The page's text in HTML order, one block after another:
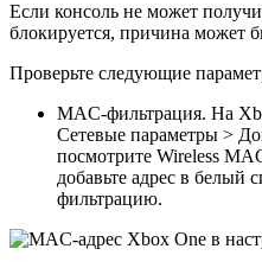
Если консоль не может
блокируется, причина может
Проверьте следующие
MAC‑фильтрация. На
Сетевые параметры >
посмотрите Wireless
добавьте адрес в белый
фильтрацию.